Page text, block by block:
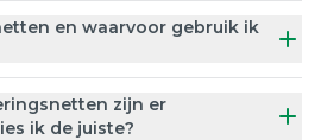
en waarvoor gebruik ik
zijn er
ik de juiste?